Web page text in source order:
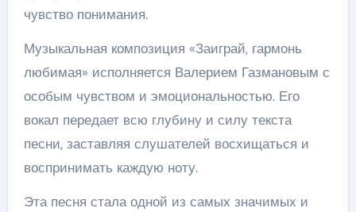
чувство понимания.
Музыкальная композиция «Заиграй, гармонь
любимая» исполняется Валерием Газмановым с
особым чувством и эмоциональностью. Его
вокал передает всю глубину и силу текста
песни, заставляя слушателей восхищаться и
воспринимать каждую ноту.
Эта песня стала одной из самых значимых и